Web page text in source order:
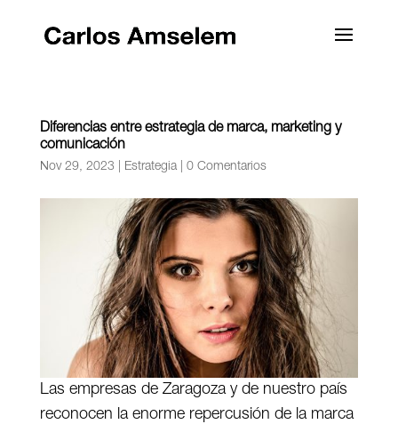
Diferencias entre estrategia de marca, marketing y
comunicación
Nov 29, 2023 Estrategia| 0 Comentarios
Las empresas de Zaragoza y de nuestro país
reconocen la enorme repercusión de la marca